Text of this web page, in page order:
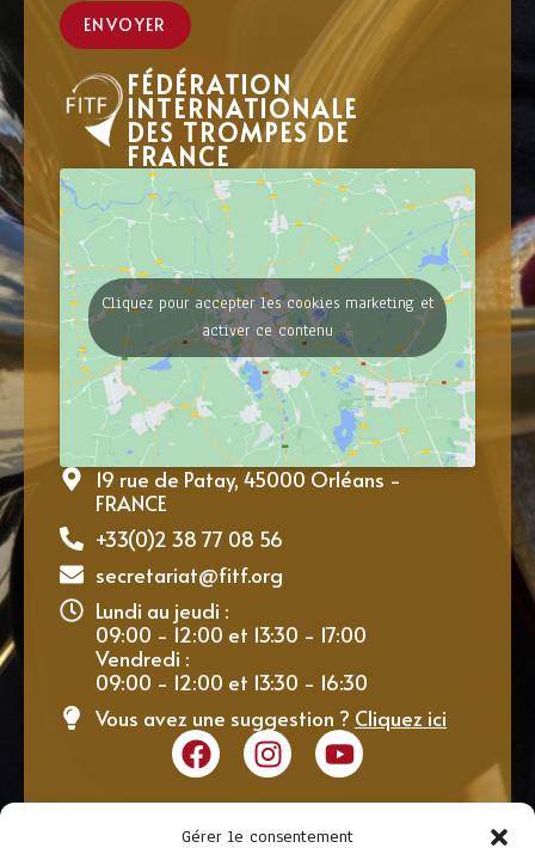
Gérer le consentement
ENVOYER
FÉDÉRATION
INTERNATIONALE
DES TROMPES DE
FRANCE
Cliquez pour accepter les cookies marketing et
activer ce contenu
19 rue de Patay, 45000 Orléans -
FRANCE
+33(0)2 38 77 08 56
secretariat@fitf.org
Lundi au jeudi :
09:00 - 12:00 et 13:30 - 17:00
Vendredi :
09:00 - 12:00 et 13:30 - 16:30
Vous avez une suggestion ? Cliquez ici